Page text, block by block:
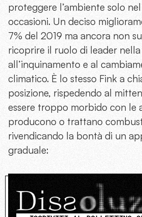
proteggere l’ambiente solo
occasioni. Un deciso
7% del 2019 ma ancora non
ricoprire il ruolo di leader
all’inquinamento e al
climatico. È lo stesso Fink a
posizione, rispedendo al
essere troppo morbido con le
producono o trattano
rivendicando la bontà di un
graduale: